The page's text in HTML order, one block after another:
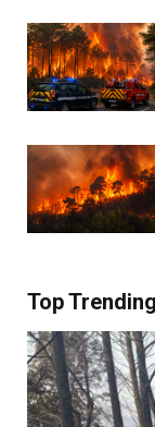
Top Trending